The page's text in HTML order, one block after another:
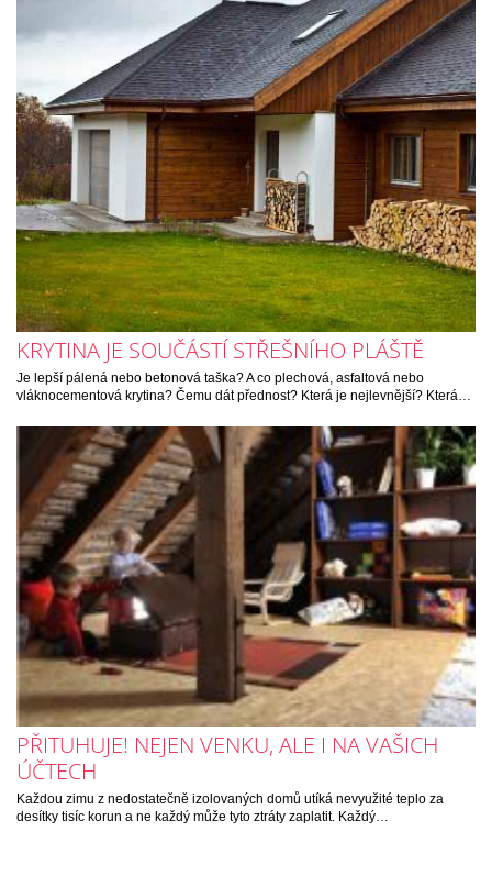
KRYTINA JE SOUČÁSTÍ STŘEŠNÍHO PLÁŠTĚ
Je lepší pálená nebo betonová taška? A co plechová, asfaltová nebo
vláknocementová krytina? Čemu dát přednost? Která je nejlevnější? Která…
PŘITUHUJE! NEJEN VENKU, ALE I NA VAŠICH
ÚČTECH
Každou zimu z nedostatečně izolovaných domů utíká nevyužité teplo za
desítky tisíc korun a ne každý může tyto ztráty zaplatit. Každý…